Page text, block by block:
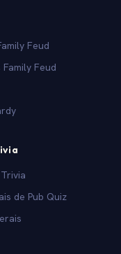
Feud
Feud
de Pub Quiz